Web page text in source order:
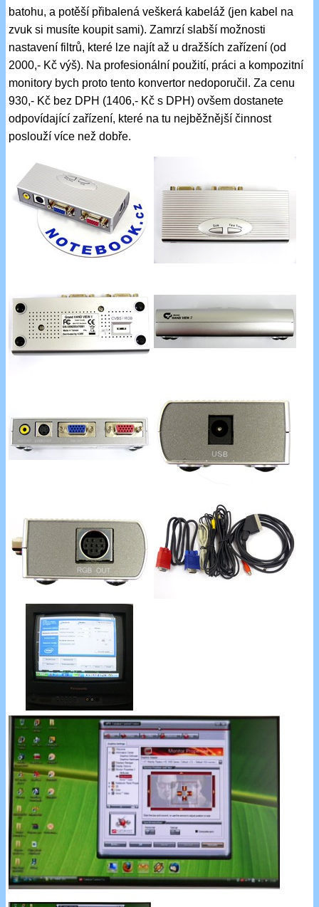
batohu, a potěší přibalená veškerá kabeláž (jen kabel na
zvuk si musíte koupit sami). Zamrzí slabší možnosti
nastavení filtrů, které lze najít až u dražších zařízení (od
2000,- Kč výš). Na profesionální použití, práci a kompozitní
monitory bych proto tento konvertor nedoporučil. Za cenu
930,- Kč bez DPH (1406,- Kč s DPH) ovšem dostanete
odpovídající zařízení, které na tu nejběžnější činnost
poslouží více než dobře.